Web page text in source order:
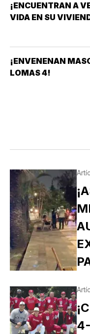
¡ENCUENTRAN A
VIDA EN SU
¡ENVENENAN
LOMAS 4!